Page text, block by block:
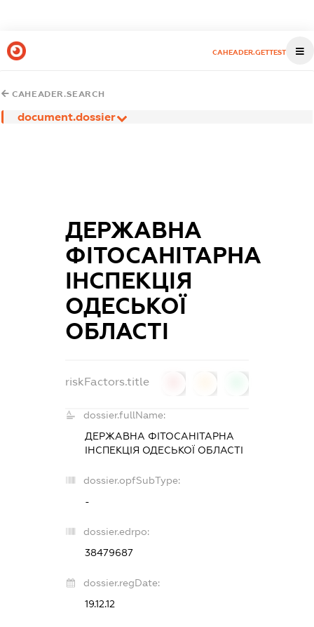
CAHEADER.GETTEST
CAHEADER.SEARCH
document.dossier
ДЕРЖАВНА
ФІТОСАНІТАРНА
ІНСПЕКЦІЯ
ОДЕСЬКОЇ
ОБЛАСТІ
riskFactors.title
dossier.fullName:
ДЕРЖАВНА ФІТОСАНІТАРНА
ІНСПЕКЦІЯ ОДЕСЬКОЇ ОБЛАСТІ
dossier.opfSubType:
-
dossier.edrpo:
38479687
dossier.regDate:
19.12.12